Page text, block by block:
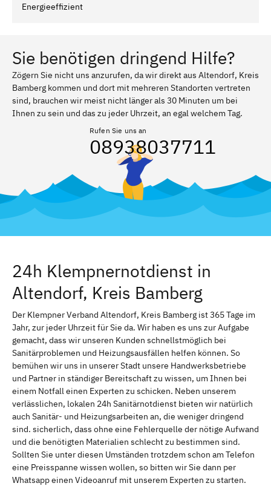
Energieeffizient
Sie benötigen dringend Hilfe?
Zögern Sie nicht uns anzurufen, da wir direkt aus Altendorf, Kreis
Bamberg kommen und dort mit mehreren Standorten vertreten
sind, brauchen wir meist nicht länger als 30 Minuten um bei
Ihnen zu sein und das zu jeder Uhrzeit, an egal welchem Tag.
Rufen Sie uns an
08938037711
24h Klempnernotdienst in
Altendorf, Kreis Bamberg
Der Klempner Verband Altendorf, Kreis Bamberg ist 365 Tage im
Jahr, zur jeder Uhrzeit für Sie da. Wir haben es uns zur Aufgabe
gemacht, dass wir unseren Kunden schnellstmöglich bei
Sanitärproblemen und Heizungsausfällen helfen können. So
bemühen wir uns in unserer Stadt unsere Handwerksbetriebe
und Partner in ständiger Bereitschaft zu wissen, um Ihnen bei
einem Notfall einen Experten zu schicken. Neben unserem
verlässlichen, lokalen 24h Sanitärnotdienst bieten wir natürlich
auch Sanitär- und Heizungsarbeiten an, die weniger dringend
sind. sicherlich, dass ohne eine Fehlerquelle der nötige Aufwand
und die benötigten Materialien schlecht zu bestimmen sind.
Sollten Sie unter diesen Umständen trotzdem schon am Telefon
eine Preisspanne wissen wollen, so bitten wir Sie dann per
Whatsapp einen Videoanruf mit unserem Experten zu starten.